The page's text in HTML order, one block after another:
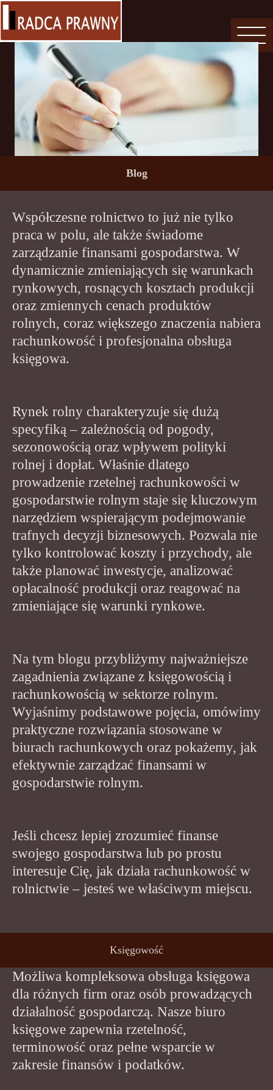
Blog
Współczesne rolnictwo to już nie tylko
praca w polu, ale także świadome
zarządzanie finansami gospodarstwa. W
dynamicznie zmieniających się warunkach
rynkowych, rosnących kosztach produkcji
oraz zmiennych cenach produktów
rolnych, coraz większego znaczenia nabiera
rachunkowość i profesjonalna obsługa
księgowa.
Rynek rolny charakteryzuje się dużą
specyfiką – zależnością od pogody,
sezonowością oraz wpływem polityki
rolnej i dopłat. Właśnie dlatego
prowadzenie rzetelnej rachunkowości w
gospodarstwie rolnym staje się kluczowym
narzędziem wspierającym podejmowanie
trafnych decyzji biznesowych. Pozwala nie
tylko kontrolować koszty i przychody, ale
także planować inwestycje, analizować
opłacalność produkcji oraz reagować na
zmieniające się warunki rynkowe.
Na tym blogu przybliżymy najważniejsze
zagadnienia związane z księgowością i
rachunkowością w sektorze rolnym.
Wyjaśnimy podstawowe pojęcia, omówimy
praktyczne rozwiązania stosowane w
biurach rachunkowych oraz pokażemy, jak
efektywnie zarządzać finansami w
gospodarstwie rolnym.
Jeśli chcesz lepiej zrozumieć finanse
swojego gospodarstwa lub po prostu
interesuje Cię, jak działa rachunkowość w
rolnictwie – jesteś we właściwym miejscu.
Księgowość
Możliwa kompleksowa obsługa księgowa
dla różnych firm oraz osób prowadzących
działalność gospodarczą. Nasze biuro
księgowe zapewnia rzetelność,
terminowość oraz pełne wsparcie w
zakresie finansów i podatków.